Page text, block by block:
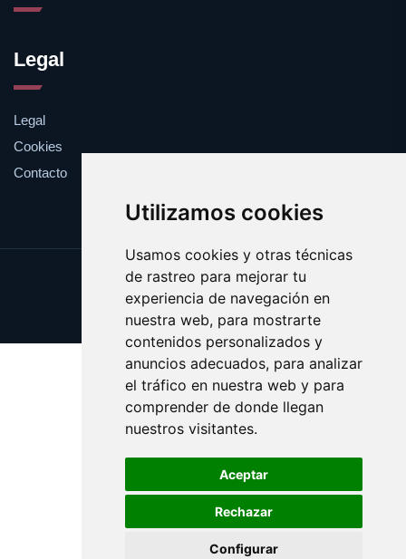
Utilizamos cookies
Usamos cookies y otras técnicas
de rastreo para mejorar tu
experiencia de navegación en
nuestra web, para mostrarte
contenidos personalizados y
anuncios adecuados, para analizar
el tráfico en nuestra web y para
comprender de donde llegan
nuestros visitantes.
Aceptar
Rechazar
Configurar
Legal
Legal
Cookies
Contacto
Update cookies preferences
Copyright © 2025 autogrua.es